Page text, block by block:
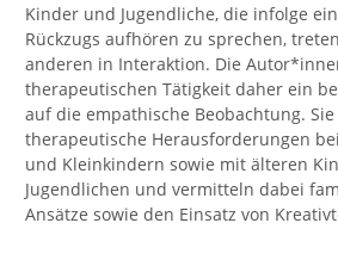
Kinder und Jugendliche, die infolge
Rückzugs aufhören zu sprechen,
anderen in Interaktion. Die
therapeutischen Tätigkeit daher ein
auf die empathische Beobachtung.
therapeutische Herausforderungen
und Kleinkindern sowie mit älteren
Jugendlichen und vermitteln dabei
Ansätze sowie den Einsatz von